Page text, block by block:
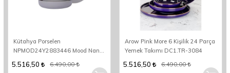
Kütahya Porselen
NPMOD24Y2883446 Mood Nano
Takımı
5.516,50 6.490,00
Arow Pink More 6 Kişilik 24 Parça
Yemek Takımı DC1.TR-3084
5.516,50 6.490,00